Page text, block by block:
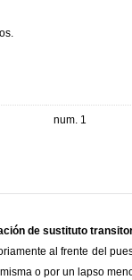
num. 1
de sustituto
al frente del
o por un lapso